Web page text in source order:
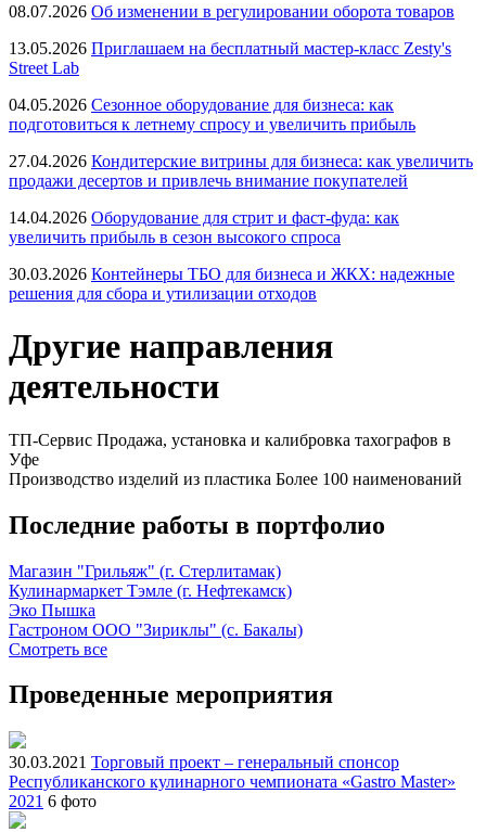
08.07.2026 Об изменении в регулировании оборота товаров
13.05.2026 Приглашаем на бесплатный мастер-класс Zesty's
Street Lab
04.05.2026 Сезонное оборудование для бизнеса: как
подготовиться к летнему спросу и увеличить прибыль
27.04.2026 Кондитерские витрины для бизнеса: как увеличить
продажи десертов и привлечь внимание покупателей
14.04.2026 Оборудование для стрит и фаст-фуда: как
увеличить прибыль в сезон высокого спроса
30.03.2026 Контейнеры ТБО для бизнеса и ЖКХ: надежные
решения для сбора и утилизации отходов
Другие направления
деятельности
ТП-Сервис Продажа, установка и калибровка тахографов в
Уфе
Производство изделий из пластика Более 100 наименований
Последние работы в портфолио
Магазин "Грильяж" (г. Стерлитамак)
Кулинармаркет Тэмле (г. Нефтекамск)
Эко Пышка
Гастроном ООО "Зириклы" (с. Бакалы)
Смотреть все
Проведенные мероприятия
30.03.2021 Торговый проект – генеральный спонсор
Республиканского кулинарного чемпионата «Gastro Master»
2021 6 фото